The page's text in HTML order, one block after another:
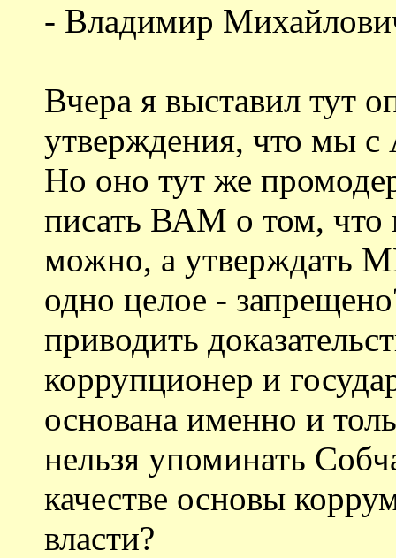
- Владимир
Вчера я выставил тут
утверждения, что мы
Но оно тут же
писать ВАМ о том,
можно, а утверждать
одно целое -
приводить
коррупционер и
основана именно и
нельзя упоминать
качестве основы
власти?